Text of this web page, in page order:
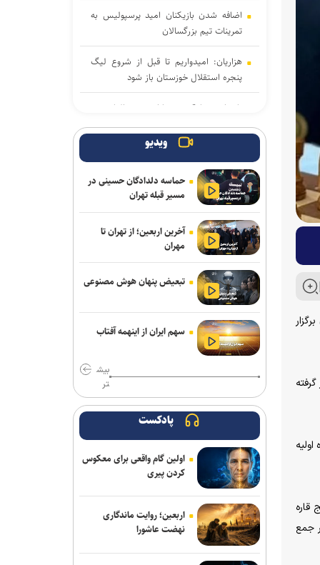
مغولستان برگزار
گرفته
قاره
جمع
اضافه شدن بازیکنان امید پرسپولیس به
تمرینات تیم بزرگسالان
هزاریان: امیدواریم تا قبل از شروع لیگ
پنجره استقلال خوزستان باز شود
تاجدار و صادقی دستیاران جدید الهامی در
پیکان
دانایی دوباره خیبری شد
تناقض در بودجه باشگاه سپاهان؛ رشد ۲۵
درصدی یا کاهش چشم‌گیر بودجه فوتبال؟
فلاح به صنعت نفت پیوست
مدیرعامل پرسپولیس سفیر افتخاری
چوگان شد
مدال طلای زارعی در بلاروس/ دومین
رکوردشکنی دونده ایران در آستانه بازی‌های
باختر: انتقال قرضی بازیکن بدون ثبت
قرارداد تخلف است/ استقلال با مجازاتی
ماجرای پیشنهاد سهراب بختیاری زاده به
سردار آزمون چیست؟/ وعده پوچی که به
سرمربی استقلال داده شد
تمرینات نارنجی پوشان از هفته آینده
ویدیو
حماسه دلدادگان حسینی در
مسیر قبله تهران
آخرین اربعین؛ از تهران تا
مهران
تبعیض پنهان هوش مصنوعی
سهم ایران از اینهمه آفتاب
بیش
تر
پادکست
اولین گام واقعی برای معکوس
کردن پیری
اربعین؛ روایت ماندگاری
نهضت عاشورا